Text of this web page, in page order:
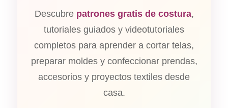
Descubre patrones gratis de costura,
tutoriales guiados y videotutoriales
completos para aprender a cortar telas,
preparar moldes y confeccionar prendas,
accesorios y proyectos textiles desde
casa.